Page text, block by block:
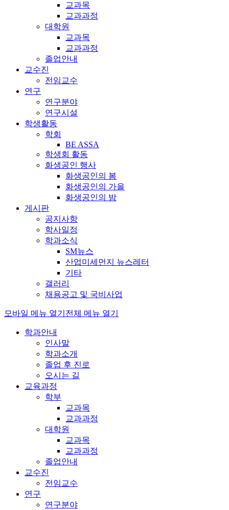
교과목
교과과정
대학원
교과목
교과과정
졸업안내
교수진
전임교수
연구
연구분야
연구시설
학생활동
학회
BE ASSA
학생회 활동
화생공인 행사
화생공인의 봄
화생공인의 가을
화생공인의 밤
게시판
공지사항
학사일정
학과소식
SM뉴스
산업미세먼지 뉴스레터
기타
갤러리
채용공고 및 국비사업
모바일 메뉴 열기 전체 메뉴 열기
학과안내
인사말
학과소개
졸업 후 진로
오시는 길
교육과정
학부
교과목
교과과정
대학원
교과목
교과과정
졸업안내
교수진
전임교수
연구
연구분야